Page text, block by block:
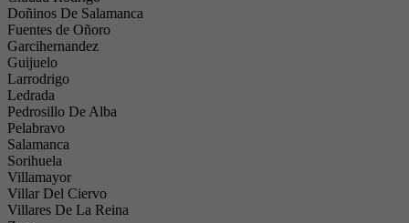
Doñinos De Salamanca
Fuentes de Oñoro
Garcihernandez
Guijuelo
Larrodrigo
Ledrada
Pedrosillo De Alba
Pelabravo
Salamanca
Sorihuela
Villamayor
Villar Del Ciervo
Villares De La Reina